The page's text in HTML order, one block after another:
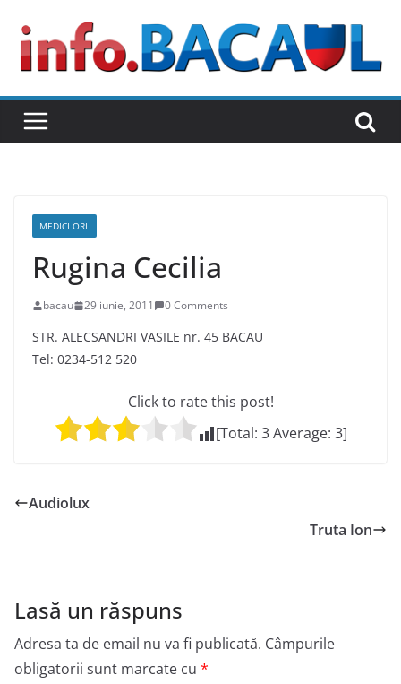
content
MEDICI ORL
Rugina Cecilia
bacau 29 iunie, 2011 0 Comments
STR. ALECSANDRI VASILE nr. 45 BACAU
Tel: 0234-512 520
Click to rate this post!
[Total: 3Average: 3]
Audiolux
Truta Ion
Lasă un răspuns
Adresa ta de email nu va fi publicată. Câmpurile
obligatorii sunt marcate cu *